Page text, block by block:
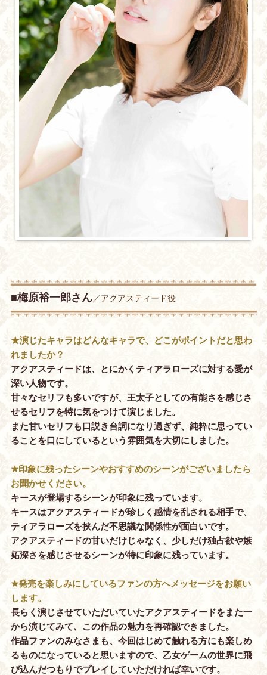
■梅原裕一郎さん／アクアスティード役
★演じたキャラはどんなキャラで、どこがポイントだと思わ
れましたか？
アクアスティードは、とにかくティアラローズに対する愛が
深い人物です。
甘々なセリフも多いですが、王太子としての有能さを感じさ
せるセリフを特に気をつけて演じました。
また甘いセリフも口説き台詞になり過ぎず、純粋に思ってい
ることを口にしているという雰囲気を大切にしました。
★印象に残ったシーンやおすすめのシーンがございましたら
お聞かせください。
キースが登場するシーンが印象に残っています。
キースはアクアスティードが珍しく感情を乱される相手で、
ティアラローズを挟んだ不思議な関係性が面白いです。
アクアスティードの甘いだけじゃなく、少しだけ独占欲や嫉
妬深さを感じさせるシーンが特に印象に残っています。
★発売を楽しみにしているファンの方へメッセージをお願い
します。
長らく演じさせていただいていたアクアスティードをまた一
から演じてみて、この作品の魅力を再確認できました。
作品ファンのみなさまも、今回はじめて触れる方にも楽しめ
るものになっていると思いますので、乙女ゲームの世界に飛
び込んだつもりでプレイしていただければ幸いです。